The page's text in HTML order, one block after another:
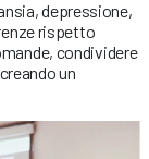
depressione,
rispetto
condividere
un